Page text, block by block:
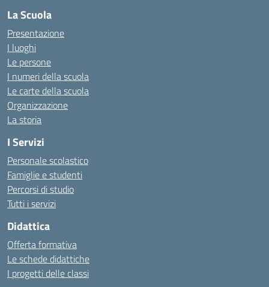
La Scuola
Presentazione
I luoghi
Le persone
I numeri della scuola
Le carte della scuola
Organizzazione
La storia
I Servizi
Personale scolastico
Famiglie e studenti
Percorsi di studio
Tutti i servizi
Didattica
Offerta formativa
Le schede didattiche
I progetti delle classi